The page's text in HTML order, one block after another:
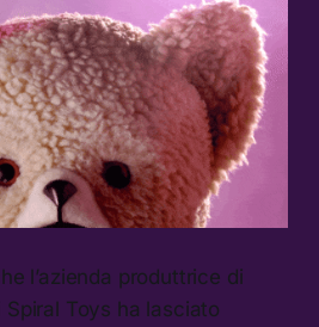
l’azienda produttrice di
Toys ha lasciato